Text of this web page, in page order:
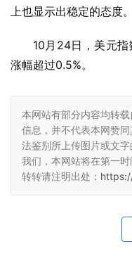
上也显示出稳定的态度
10月24日，美元
涨幅超过0.5%。
本网站有部分内容均转
信息，并不代表本网赞
法鉴别所上传图片或文
我们，本网站将在第一时
转转请注明出处：